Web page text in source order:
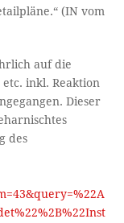
(IN vom
auf die
inkl. Reaktion
Dieser
des